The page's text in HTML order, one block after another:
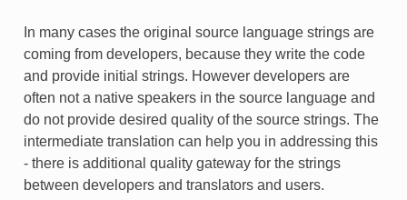
In many cases the original source language strings are
coming from developers, because they write the code
and provide initial strings. However developers are
often not a native speakers in the source language and
do not provide desired quality of the source strings. The
intermediate translation can help you in addressing this
- there is additional quality gateway for the strings
between developers and translators and users.